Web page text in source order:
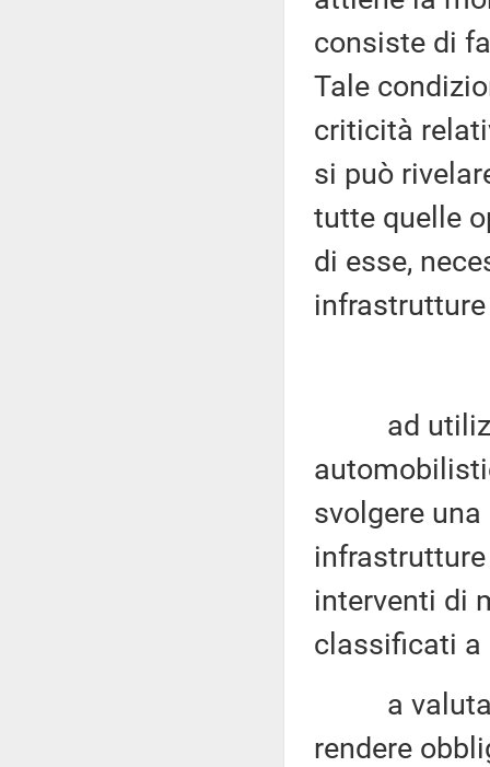
consiste di
Tale
criticità
si può
tutte quelle
di esse,
ad
svolgere
interventi di
classificati a
a valutare
rendere